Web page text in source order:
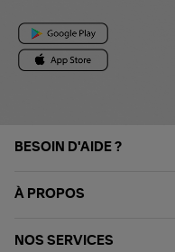
BESOIN D'AIDE ?
À PROPOS
NOS SERVICES